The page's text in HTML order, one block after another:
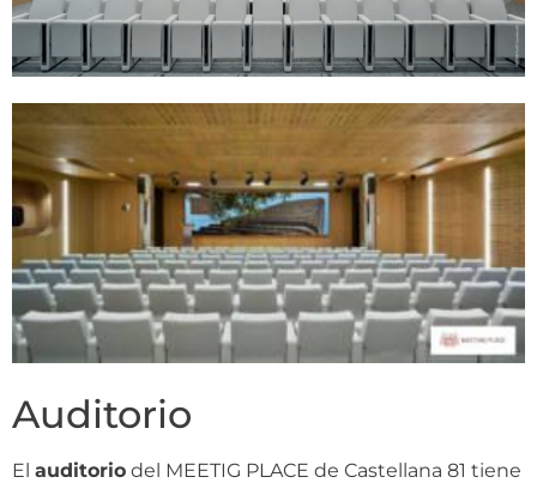
Auditorio
El auditorio del MEETIG PLACE de Castellana 81 tiene